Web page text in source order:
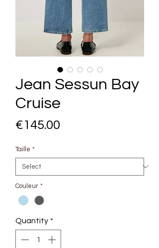
Jean Sessun Bay
Cruise
€145.00
Taille *
Couleur *
Quantity *